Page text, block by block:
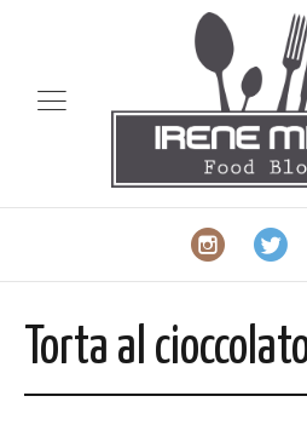
Torta al